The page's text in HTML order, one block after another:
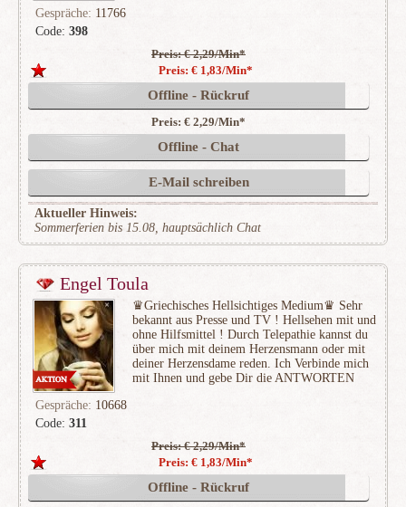
Code: 398
Gespräche: 11766
Preis: € 2,29/Min*
Preis: € 1,83/Min*
Offline - Rückruf
Preis: € 2,29/Min*
Offline - Chat
E-Mail schreiben
Aktueller Hinweis:
Sommerferien bis 15.08, hauptsächlich Chat
Engel Toula
Code: 311
♛Griechisches Hellsichtiges Medium♛ Sehr
bekannt aus Presse und TV ! Hellsehen mit und
ohne Hilfsmittel ! Durch Telepathie kannst du
über mich mit deinem Herzensmann oder mit
deiner Herzensdame reden. Ich Verbinde mich
mit Ihnen und gebe Dir die ANTWORTEN
Gespräche: 10668
Preis: € 2,29/Min*
Preis: € 1,83/Min*
Offline - Rückruf